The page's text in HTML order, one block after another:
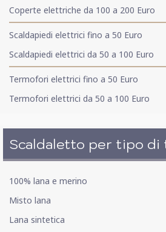
Coperte elettriche da 100 a 200 Euro
Scaldapiedi elettrici fino a 50 Euro
Scaldapiedi elettrici da 50 a 100 Euro
Termofori elettrici fino a 50 Euro
Termofori elettrici da 50 a 100 Euro
Scaldaletto per tipo di
100% lana e merino
Misto lana
Lana sintetica